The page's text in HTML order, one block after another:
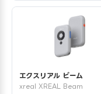
エクスリアル ビーム
xreal XREAL Beam